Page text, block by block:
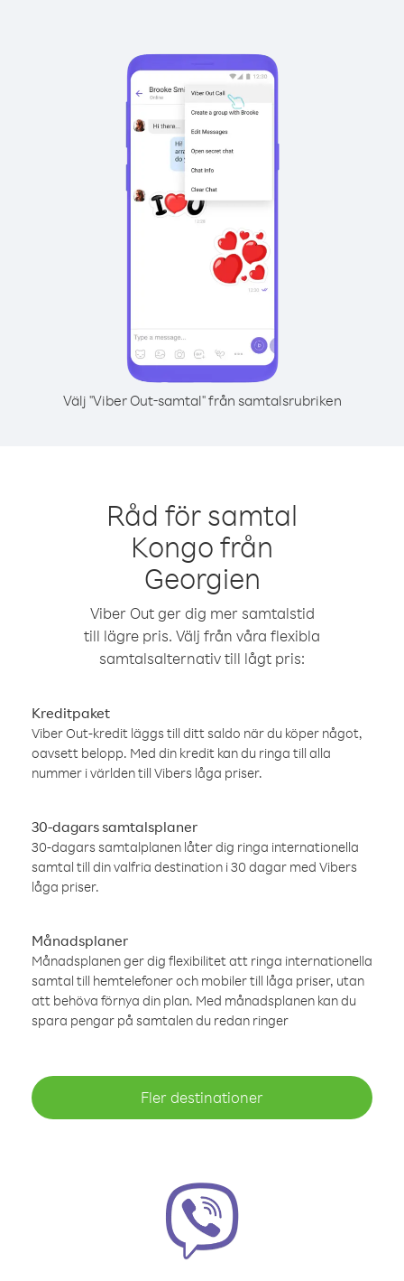
Välj "Viber Out-samtal" från samtalsrubriken
Råd för samtal
Kongo från
Georgien
Viber Out ger dig mer samtalstid
till lägre pris. Välj från våra flexibla
samtalsalternativ till lågt pris:
Kreditpaket
Viber Out-kredit läggs till ditt saldo när du köper något,
oavsett belopp. Med din kredit kan du ringa till alla
nummer i världen till Vibers låga priser.
30-dagars samtalsplaner
30-dagars samtalplanen låter dig ringa internationella
samtal till din valfria destination i 30 dagar med Vibers
låga priser.
Månadsplaner
Månadsplanen ger dig flexibilitet att ringa internationella
samtal till hemtelefoner och mobiler till låga priser, utan
att behöva förnya din plan. Med månadsplanen kan du
spara pengar på samtalen du redan ringer
Fler destinationer